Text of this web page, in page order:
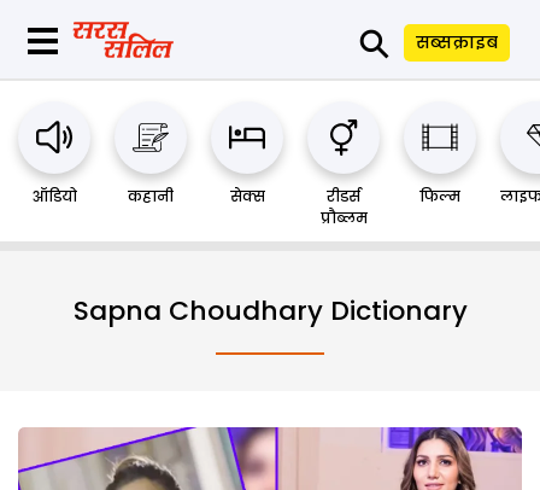
⚲ सब्सक्राइब
ऑडियो कहानी सेक्स
रीडर्स
प्रौब्लम
फिल्म
Sapna Choudhary Dictionary